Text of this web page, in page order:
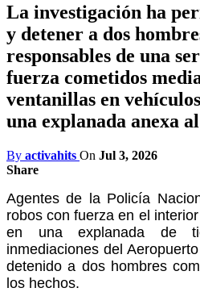
La investigación ha
y detener a dos
responsables de una
fuerza cometidos
ventanillas en
una explanada anexa
By activahits On Jul 3, 2026
Share
Agentes de la Policía
robos con fuerza en el
en una explanada de
inmediaciones del
detenido a dos hombres
los hechos.